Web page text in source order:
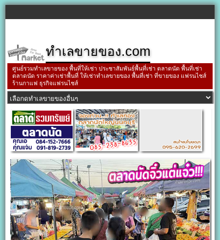
ทำเลขายของ.com
ศูนย์รวมทำเลขายของ พื้นที่ให้เช่า ประชาสัมพันธ์พื้นที่เช่า ตลาดนัด พื้นที่เช่า
ตลาดนัด ราคาค่าเช่าพื้นที่ ให้เช่าทำเลขายของ พื้นที่เช่า ที่ขายของ แฟรนไชส์
ร้านกาแฟ ธุรกิจแฟรนไชส์